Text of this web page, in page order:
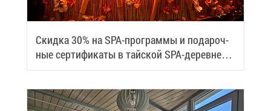
Скид­ка 30% на SPA-про­грам­мы и по­да­роч­
ные сер­ти­фи­ка­ты в тай­ской SPA-де­ревне
Samui